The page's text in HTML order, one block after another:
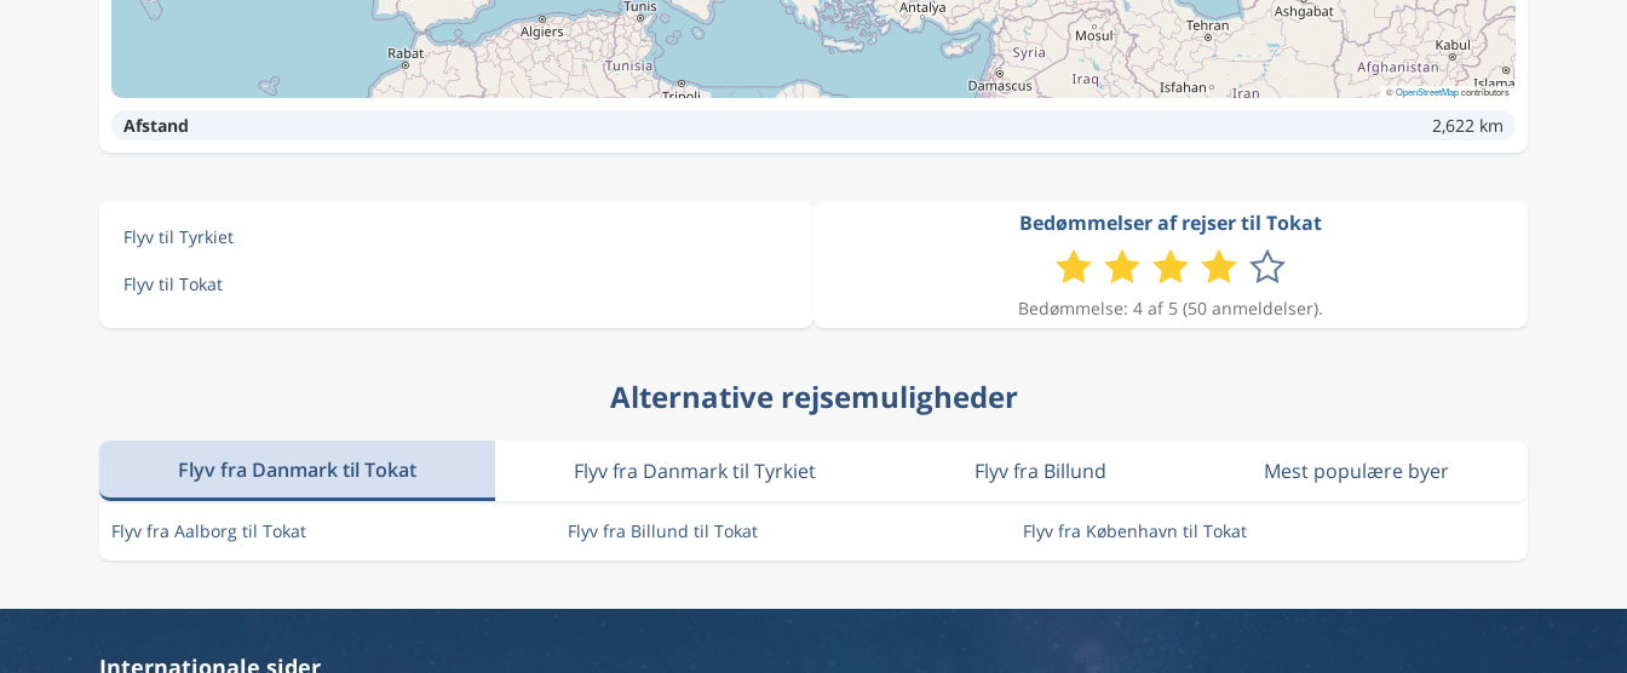
©OpenStreetMapcontributors
Afstand 2,622 km
Flyv til Tyrkiet
Flyv til Tokat
Bedømmelser af rejser til Tokat
Bedømmelse: 4 af 5 (50 anmeldelser).
Alternative rejsemuligheder
Flyv fra Danmark til Tokat Flyv fra Danmark til Tyrkiet Flyv fra Billund Mest populære byer
Flyv fra Aalborg til Tokat Flyv fra Billund til Tokat Flyv fra København til Tokat
Internationale sider